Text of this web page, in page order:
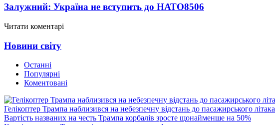
Залужний: Україна не вступить до НАТО8506
Читати коментарі
Новини світу
Останні
Популярні
Коментовані
Гелікоптер Трампа наблизився на небезпечну відстань до пасажирського літака
Вартість названих на честь Трампа корбалів зросте щонайменше на 50%